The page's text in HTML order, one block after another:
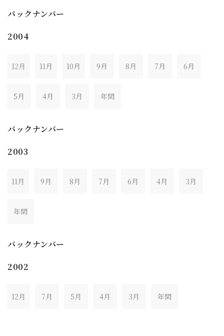
バックナンバー
2004
12月 11月 10月 9月 8月 7月 6月
5月 4月 3月 年間
バックナンバー
2003
11月 9月 8月 7月 6月 4月 3月
年間
バックナンバー
2002
12月 7月 5月 4月 3月 年間